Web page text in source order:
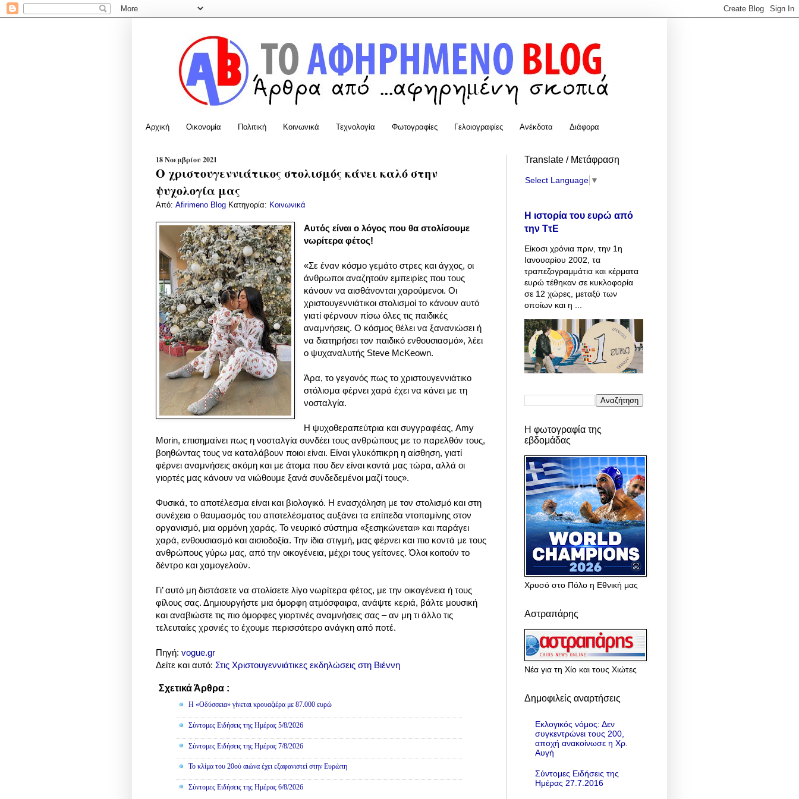
Αρχική Οικονομία Πολιτική Κοινωνικά Τεχνολογία Φωτογραφίες Γελοιογραφίες Ανέκδοτα Διάφορα
18 Νοεμβρίου 2021
Ο χριστουγεννιάτικος στολισμός κάνει καλό στην
ψυχολογία μας
Από: Afirimeno Blog Κατηγορία: Κοινωνικά
Αυτός είναι ο λόγος που θα στολίσουμε
νωρίτερα φέτος!
«Σε έναν κόσμο γεμάτο στρες και άγχος, οι
άνθρωποι αναζητούν εμπειρίες που τους
κάνουν να αισθάνονται χαρούμενοι. Οι
χριστουγεννιάτικοι στολισμοί το κάνουν αυτό
γιατί φέρνουν πίσω όλες τις παιδικές
αναμνήσεις. Ο κόσμος θέλει να ξανανιώσει ή
να διατηρήσει τον παιδικό ενθουσιασμό», λέει
ο ψυχαναλυτής Steve McKeown.
Άρα, το γεγονός πως το χριστουγεννιάτικο
στόλισμα φέρνει χαρά έχει να κάνει με τη
νοσταλγία.
Η ψυχοθεραπεύτρια και συγγραφέας, Amy
Morin, επισημαίνει πως η νοσταλγία συνδέει τους ανθρώπους με το παρελθόν τους,
βοηθώντας τους να καταλάβουν ποιοι είναι. Είναι γλυκόπικρη η αίσθηση, γιατί
φέρνει αναμνήσεις ακόμη και με άτομα που δεν είναι κοντά μας τώρα, αλλά οι
γιορτές μας κάνουν να νιώθουμε ξανά συνδεδεμένοι μαζί τους».
Φυσικά, το αποτέλεσμα είναι και βιολογικό. Η ενασχόληση με τον στολισμό και στη
συνέχεια ο θαυμασμός του αποτελέσματος αυξάνει τα επίπεδα ντοπαμίνης στον
οργανισμό, μια ορμόνη χαράς. Το νευρικό σύστημα «ξεσηκώνεται» και παράγει
χαρά, ενθουσιασμό και αισιοδοξία. Την ίδια στιγμή, μας φέρνει και πιο κοντά με τους
ανθρώπους γύρω μας, από την οικογένεια, μέχρι τους γείτονες. Όλοι κοιτούν το
δέντρο και χαμογελούν.
Γι’ αυτό μη διστάσετε να στολίσετε λίγο νωρίτερα φέτος, με την οικογένεια ή τους
φίλους σας. Δημιουργήστε μια όμορφη ατμόσφαιρα, ανάψτε κεριά, βάλτε μουσική
και αναβιώστε τις πιο όμορφες γιορτινές αναμνήσεις σας – αν μη τι άλλο τις
τελευταίες χρονιές το έχουμε περισσότερο ανάγκη από ποτέ.
Πηγή: vogue.gr
Δείτε και αυτό: Στις Χριστουγεννιάτικες εκδηλώσεις στη Βιέννη
Σχετικά Άρθρα :
Η «Οδύσσεια» γίνεται κρουαζιέρα με 87.000 ευρώ
Σύντομες Ειδήσεις της Ημέρας 5/8/2026
Σύντομες Ειδήσεις της Ημέρας 7/8/2026
Το κλίμα του 20ού αιώνα έχει εξαφανιστεί στην Ευρώπη
Σύντομες Ειδήσεις της Ημέρας 6/8/2026
Translate / Μετάφραση
Select Language ▼
Η ιστορία του ευρώ από
την ΤτΕ
Είκοσι χρόνια πριν, την 1η
Ιανουαρίου 2002, τα
τραπεζογραμμάτια και κέρματα
ευρώ τέθηκαν σε κυκλοφορία
σε 12 χώρες, μεταξύ των
οποίων και η ...
Η φωτογραφία της
εβδομάδας
Χρυσό στο Πόλο η Εθνική μας
Αστραπάρης
Νέα για τη Χίο και τους Χιώτες
Δημοφιλείς αναρτήσεις
Εκλογικός νόμος: Δεν
συγκεντρώνει τους 200,
αποχή ανακοίνωσε η Χρ.
Αυγή
Σύντομες Ειδήσεις της
Ημέρας 27.7.2016